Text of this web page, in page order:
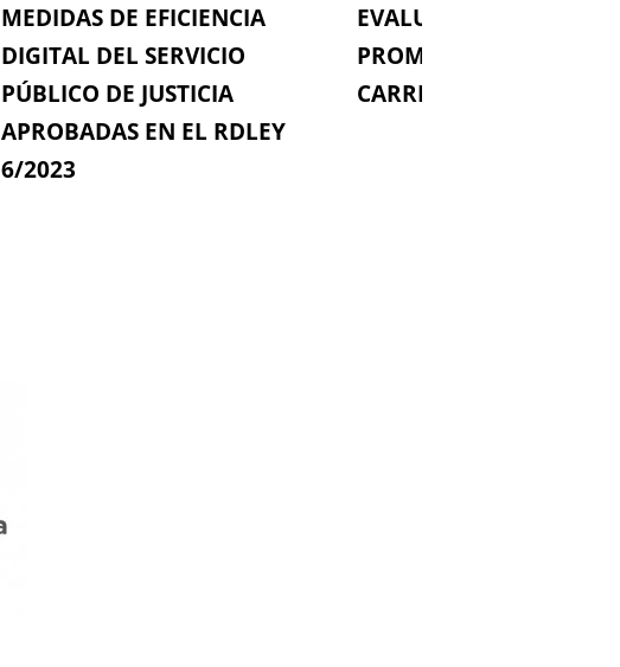
MEDIDAS DE EFICIENCIA
DIGITAL DEL SERVICIO
PÚBLICO DE JUSTICIA
APROBADAS EN EL RDLEY
6/2023
EVALUACIONES (64ª
PROMOCIÓN DE LA
CARRERA FISCAL)